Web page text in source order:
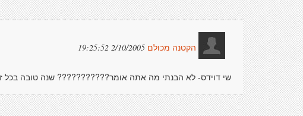
הקטנה מכולם 2/10/2005 19:25:52
שי דוידס- לא הבנתי מה אתה אומר??????????? שנה טובה בכל